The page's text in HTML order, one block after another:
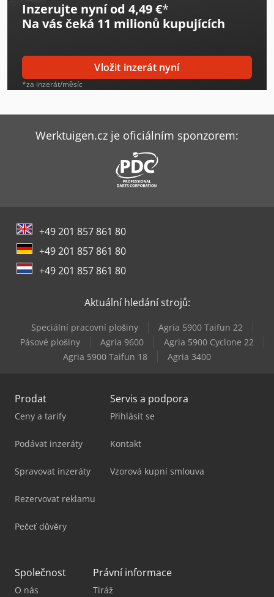
Inzerujte nyní od 4,49 €*
Na vás čeká 11 milionů kupujících
Vložit inzerát nyní
*za inzerát/měsíc
Werktuigen.cz je oficiálním sponzorem:
+49 201 857 861 80
+49 201 857 861 80
+49 201 857 861 80
Aktuální hledání strojů:
Speciální pracovní plošiny
Agria 5900 Taifun 22
Pásové plošiny
Agria 9600
Agria 5900 Cyclone 22
Agria 5900 Taifun 18
Agria 3400
Prodat
Ceny a tarify
Podávat inzeráty
Spravovat inzeráty
Rezervovat reklamu
Pečeť důvěry
Servis a podpora
Přihlásit se
Kontakt
Vzorová kupní smlouva
Společnost
O nás
Právní informace
Tiráž